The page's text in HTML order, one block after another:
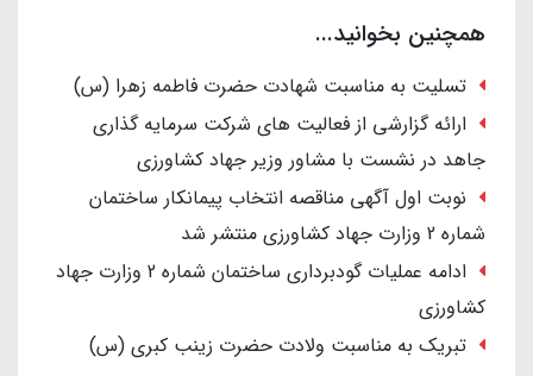
همچنین بخوانید...
تسلیت به مناسبت شهادت حضرت فاطمه زهرا (س)
ارائه گزارشی از فعالیت های شرکت سرمایه گذاری
جاهد در نشست با مشاور وزیر جهاد کشاورزی
نوبت اول آگهی مناقصه انتخاب پیمانکار ساختمان
شماره 2 وزارت جهاد کشاورزی منتشر شد
ادامه عملیات گودبرداری ساختمان شماره 2 وزارت جهاد
کشاورزی
تبریک به مناسبت ولادت حضرت زینب کبری (س)